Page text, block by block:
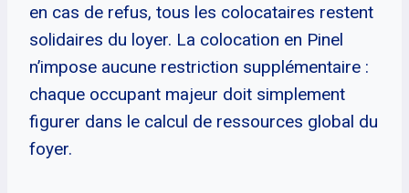
en cas de refus, tous les colocataires restent
solidaires du loyer. La colocation en Pinel
n’impose aucune restriction supplémentaire :
chaque occupant majeur doit simplement
figurer dans le calcul de ressources global du
foyer.